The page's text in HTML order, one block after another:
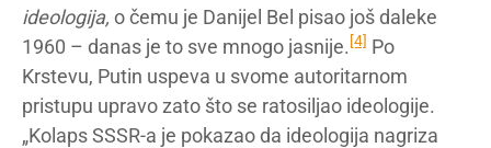
ideologija, o čemu je Danijel Bel pisao još daleke
1960 – danas je to sve mnogo jasnije. [4] Po
Krstevu, Putin uspeva u svome autoritarnom
pristupu upravo zato što se ratosiljao ideologije.
„Kolaps SSSR-a je pokazao da ideologija nagriza